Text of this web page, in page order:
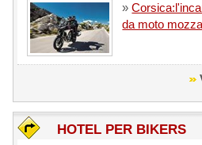
»
da moto
HOTEL PER BIKERS